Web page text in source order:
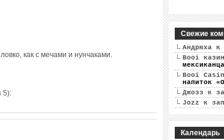
как с мечами и нунчаками.
5):
Свежие
Андрюха к
Booi
Booi
напиток
Джозз к
Jozz к
Календарь